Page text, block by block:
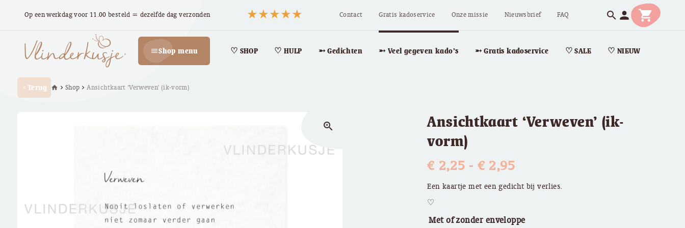
Op een werkdag voor 11.00 besteld = dezelfde dag verzonden Contact Gratis kadoservice Onze missie Nieuwsbrief FAQ search person shopping_cart
menuShop menu ♡ SHOP ♡ HULP ➵ Gedichten ➵ Veel gegeven kado’s ➵ Gratis kadoservice ♡ SALE ♡ NIEUW
chevron_left Terug home chevron_right Shop chevron_rightAnsichtkaart ‘Verweven’ (ik-vorm)
zoom_in
Ansichtkaart ‘Verweven’ (ik-
vorm)
€ 2,25 - € 2,95Prijsklasse:
€ 2,25
Een kaartje met een gedicht bij verlies.
♡
Met of zonder enveloppe